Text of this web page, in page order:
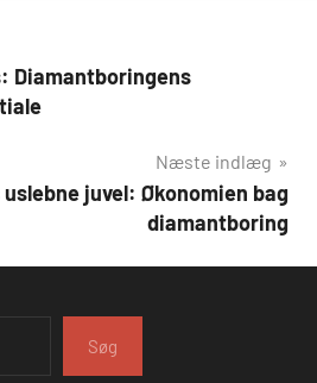
Diamantboringens
Næste indlæg
juvel: Økonomien bag
diamantboring
Søg